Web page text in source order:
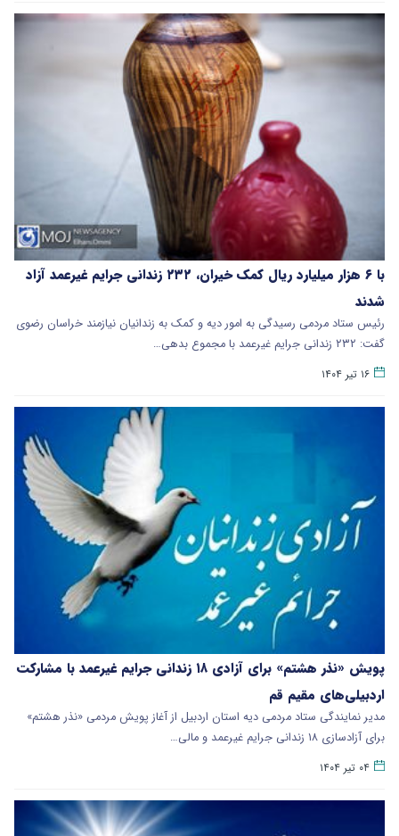
با ۶ هزار میلیارد ریال کمک خیران، ۲۳۲ زندانی جرایم غیرعمد آزاد
شدند
رئیس ستاد مردمی رسیدگی به امور دیه و کمک به زندانیان نیازمند خراسان رضوی
گفت: ۲۳۲ زندانی جرایم غیرعمد با مجموع بدهی…
۱۶ تیر ۱۴۰۴
پویش «نذر هشتم» برای آزادی ۱۸ زندانی جرایم غیرعمد با مشارکت
اردبیلی‌های مقیم قم
مدیر نمایندگی ستاد مردمی دیه استان اردبیل از آغاز پویش مردمی «نذر هشتم»
برای آزادسازی ۱۸ زندانی جرایم غیرعمد و مالی…
۰۴ تیر ۱۴۰۴